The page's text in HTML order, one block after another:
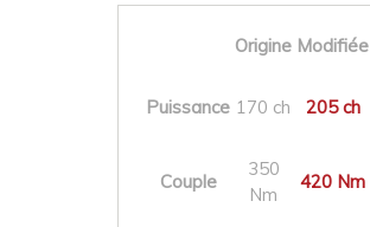
Origine Modifiée
Puissance 170 ch 205 ch
Couple
350
Nm
420 Nm